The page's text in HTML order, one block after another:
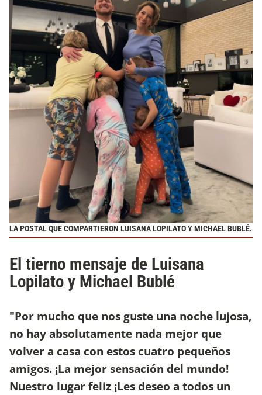
LA POSTAL QUE COMPARTIERON LUISANA LOPILATO Y MICHAEL BUBLÉ.
El tierno mensaje de Luisana
Lopilato y Michael Bublé
"Por mucho que nos guste una noche lujosa,
no hay absolutamente nada mejor que
volver a casa con estos cuatro pequeños
amigos. ¡La mejor sensación del mundo!
Nuestro lugar feliz ¡Les deseo a todos un